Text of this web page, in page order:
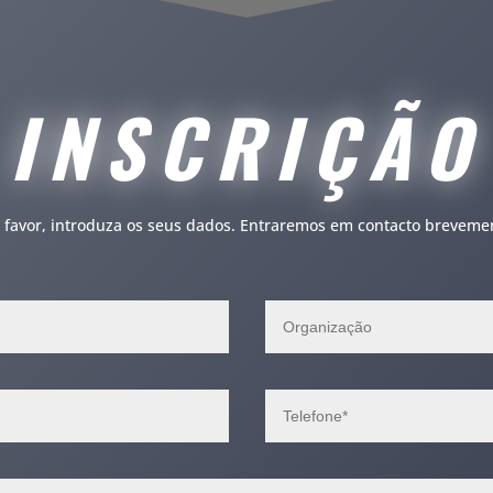
INSCRIÇÃO
favor, introduza os seus dados. Entraremos em contacto